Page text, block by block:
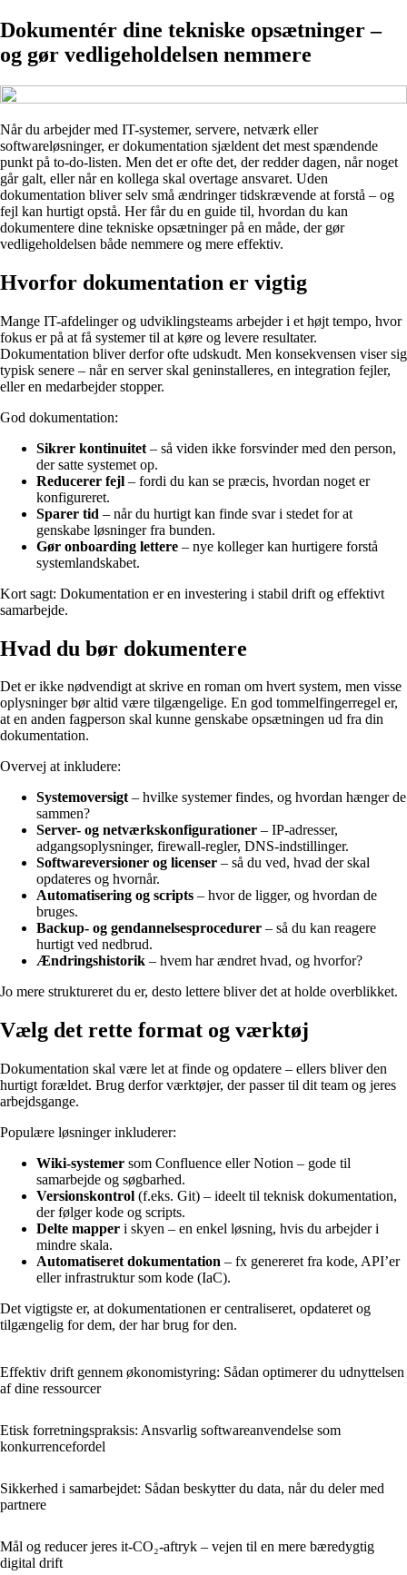
Dokumentér dine tekniske opsætninger –
og gør vedligeholdelsen nemmere
Når du arbejder med IT-systemer, servere, netværk eller
softwareløsninger, er dokumentation sjældent det mest spændende
punkt på to-do-listen. Men det er ofte det, der redder dagen, når noget
går galt, eller når en kollega skal overtage ansvaret. Uden
dokumentation bliver selv små ændringer tidskrævende at forstå – og
fejl kan hurtigt opstå. Her får du en guide til, hvordan du kan
dokumentere dine tekniske opsætninger på en måde, der gør
vedligeholdelsen både nemmere og mere effektiv.
Hvorfor dokumentation er vigtig
Mange IT-afdelinger og udviklingsteams arbejder i et højt tempo, hvor
fokus er på at få systemer til at køre og levere resultater.
Dokumentation bliver derfor ofte udskudt. Men konsekvensen viser sig
typisk senere – når en server skal geninstalleres, en integration fejler,
eller en medarbejder stopper.
God dokumentation:
Sikrer kontinuitet – så viden ikke forsvinder med den person,
der satte systemet op.
Reducerer fejl – fordi du kan se præcis, hvordan noget er
konfigureret.
Sparer tid – når du hurtigt kan finde svar i stedet for at
genskabe løsninger fra bunden.
Gør onboarding lettere – nye kolleger kan hurtigere forstå
systemlandskabet.
Kort sagt: Dokumentation er en investering i stabil drift og effektivt
samarbejde.
Hvad du bør dokumentere
Det er ikke nødvendigt at skrive en roman om hvert system, men visse
oplysninger bør altid være tilgængelige. En god tommelfingerregel er,
at en anden fagperson skal kunne genskabe opsætningen ud fra din
dokumentation.
Overvej at inkludere:
Systemoversigt– hvilke systemer findes, og hvordan hænger de
sammen?
Server- og netværkskonfigurationer – IP-adresser,
adgangsoplysninger, firewall-regler, DNS-indstillinger.
Softwareversioner og licenser – så du ved, hvad der skal
opdateres og hvornår.
Automatisering og scripts – hvor de ligger, og hvordan de
bruges.
Backup- og gendannelsesprocedurer – så du kan reagere
hurtigt ved nedbrud.
Ændringshistorik – hvem har ændret hvad, og hvorfor?
Jo mere struktureret du er, desto lettere bliver det at holde overblikket.
Vælg det rette format og værktøj
Dokumentation skal være let at finde og opdatere – ellers bliver den
hurtigt forældet. Brug derfor værktøjer, der passer til dit team og jeres
arbejdsgange.
Populære løsninger inkluderer:
Wiki-systemer som Confluence eller Notion – gode til
samarbejde og søgbarhed.
Versionskontrol (f.eks. Git) – ideelt til teknisk dokumentation,
der følger kode og scripts.
Delte mapper i skyen – en enkel løsning, hvis du arbejder i
mindre skala.
Automatiseret dokumentation – fx genereret fra kode, API’er
eller infrastruktur som kode (IaC).
Det vigtigste er, at dokumentationen er centraliseret, opdateret og
tilgængelig for dem, der har brug for den.
Effektiv drift gennem økonomistyring: Sådan optimerer du udnyttelsen
af dine ressourcer
Etisk forretningspraksis: Ansvarlig softwareanvendelse som
konkurrencefordel
Sikkerhed i samarbejdet: Sådan beskytter du data, når du deler med
partnere
Mål og reducer jeres it-CO₂-aftryk – vejen til en mere bæredygtig
digital drift